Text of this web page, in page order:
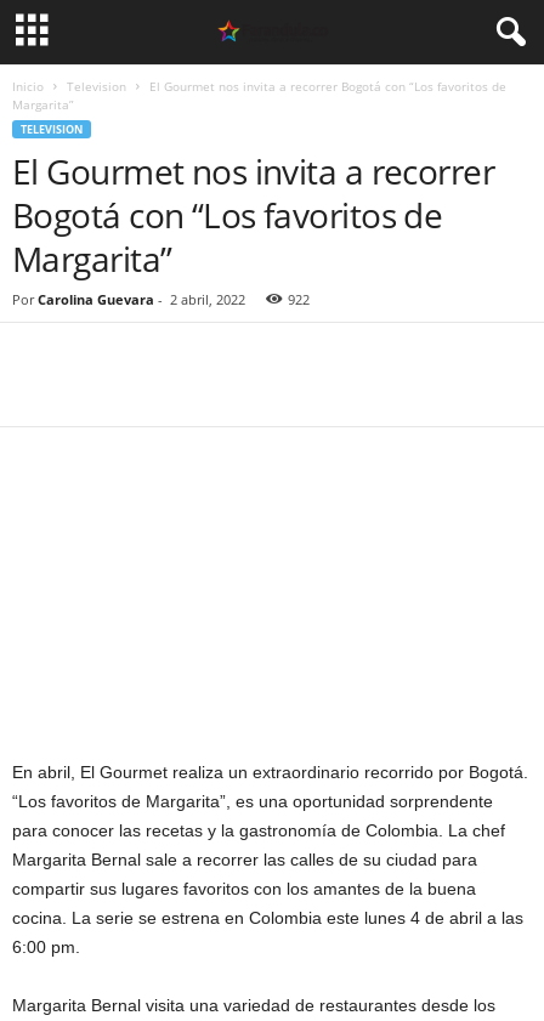
Inicio Television
El Gourmet nos invita a recorrer Bogotá con “Los favoritos de
Margarita”
TELEVISION
El Gourmet nos invita a recorrer
Bogotá con “Los favoritos de
Margarita”
Por Carolina Guevara - 2 abril, 2022 922
En abril, El Gourmet realiza un extraordinario recorrido por Bogotá.
“Los favoritos de Margarita”, es una oportunidad sorprendente
para conocer las recetas y la gastronomía de Colombia. La chef
Margarita Bernal sale a recorrer las calles de su ciudad para
compartir sus lugares favoritos con los amantes de la buena
cocina. La serie se estrena en Colombia este lunes 4 de abril a las
6:00 pm.
Margarita Bernal visita una variedad de restaurantes desde los